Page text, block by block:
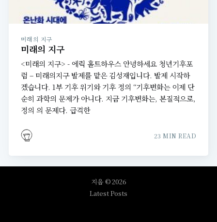
미래의 지구
미래의 지구
<미래의 지구> - 에릭 홀트하우스 안녕하세요 청년기후포
럼 – 미래의지구 발제를 맡은 김성재입니다. 발제 시작하
겠습니다. 1부 기후 위기와 기후 정의 “기후변화는 이제 단
순히 과학의 문제가 아니다. 지금 기후변화는, 본질적으로,
정의 의 문제다. 급격한
23 MIN READ
지음© 2026
Latest Posts